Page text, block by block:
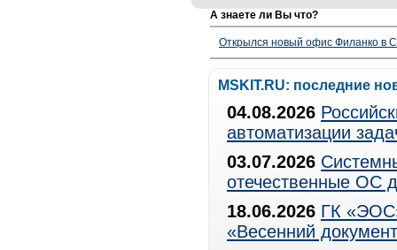
А знаете ли Вы что?
Открылся новый офис Филанко в
MSKIT.RU: последние
04.08.2026
автоматизации
03.07.2026
отечественные ОС
18.06.2026 ГК
«Весенний